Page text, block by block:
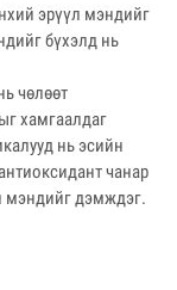
эрүүл мэндийг
бүхэлд нь
чөлөөт
хамгаалдаг
нь эсийн
чанар
мэндийг дэмждэг.